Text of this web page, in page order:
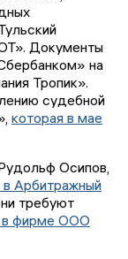
Документы
на
Тропик».
судебной
которая в мае
Осипов,
в Арбитражный
требуют
в фирме ООО